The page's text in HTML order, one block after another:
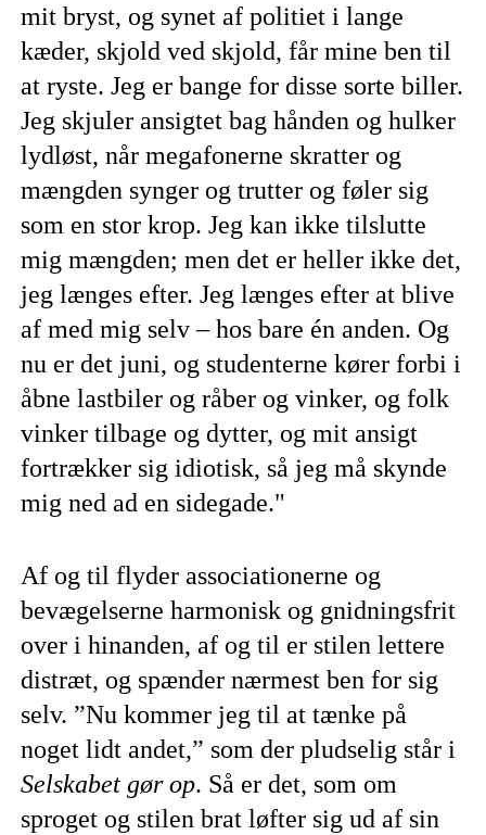
mit bryst, og synet af politiet i lange
kæder, skjold ved skjold, får mine ben til
at ryste. Jeg er bange for disse sorte biller.
Jeg skjuler ansigtet bag hånden og hulker
lydløst, når megafonerne skratter og
mængden synger og trutter og føler sig
som en stor krop. Jeg kan ikke tilslutte
mig mængden; men det er heller ikke det,
jeg længes efter. Jeg længes efter at blive
af med mig selv – hos bare én anden. Og
nu er det juni, og studenterne kører forbi i
åbne lastbiler og råber og vinker, og folk
vinker tilbage og dytter, og mit ansigt
fortrækker sig idiotisk, så jeg må skynde
mig ned ad en sidegade."
Af og til flyder associationerne og
bevægelserne harmonisk og gnidningsfrit
over i hinanden, af og til er stilen lettere
distræt, og spænder nærmest ben for sig
selv. ”Nu kommer jeg til at tænke på
noget lidt andet,” som der pludselig står i
Selskabet gør op. Så er det, som om
sproget og stilen brat løfter sig ud af sin